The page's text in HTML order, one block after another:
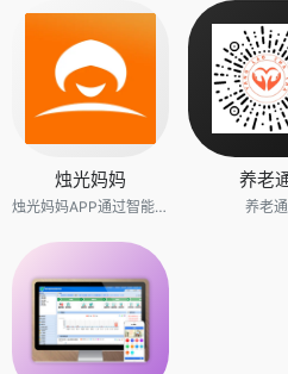
烛光妈妈
烛光妈妈APP通过智能信息采集系统，实时采集健康数据并上传到烛光妈妈健康云平台，从而达到对健康状况的实时监测与管理。同时，通过家庭圈建立了家人之间沟通的渠道,实现对家庭成员的健康状况、位置信息及求助信息的实时掌控。通过烛光妈妈APP还可为父母及被关注人一键获取所需健康服务，从而实现指尖上的孝心！
养老
养老通